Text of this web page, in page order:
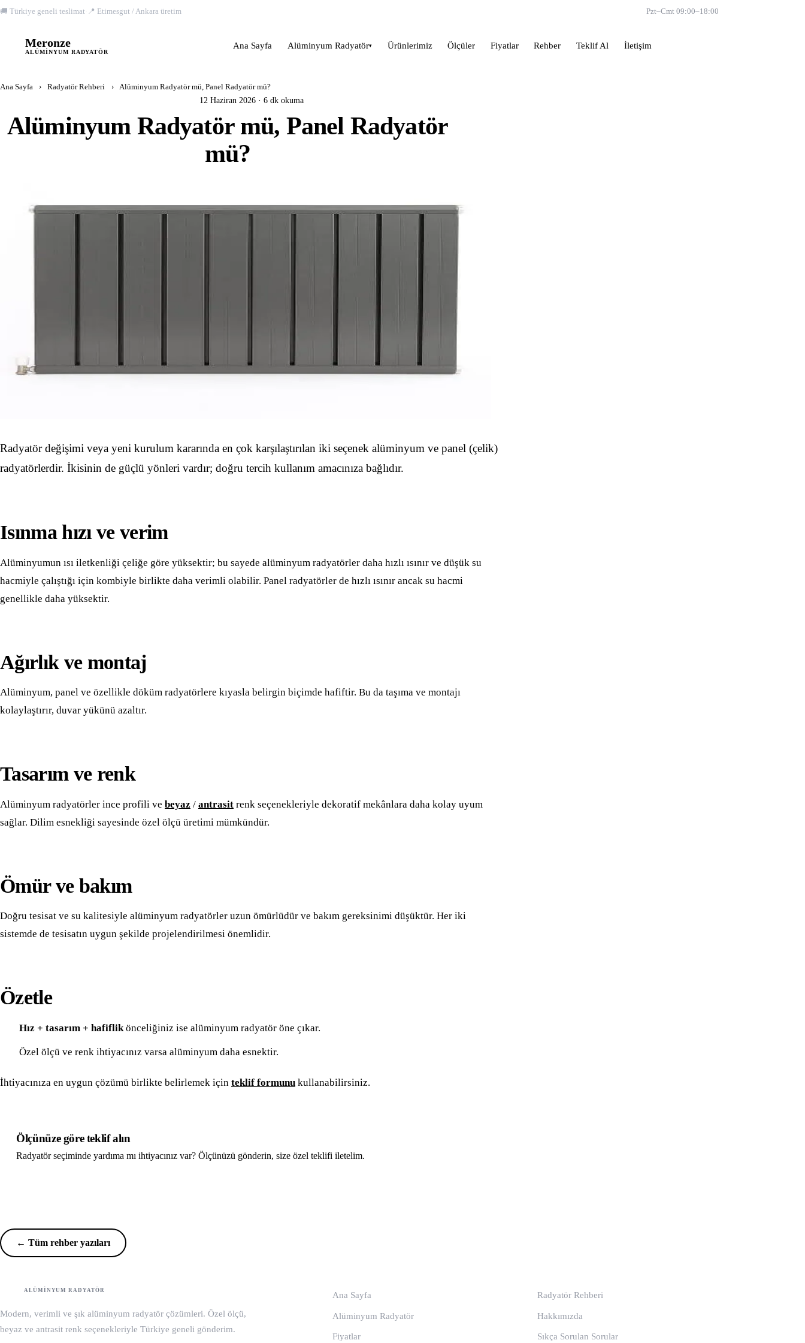
🚚 Türkiye geneli teslimat 📍 Etimesgut / Ankara üretim Pzt–Cmt 09:00–18:00
Meronze
ALÜMINYUM RADYATÖR
Ana Sayfa Alüminyum Radyatör▾ Ürünlerimiz Ölçüler Fiyatlar Rehber Teklif Al İletişim
Ana Sayfa › Radyatör Rehberi ›
Alüminyum Radyatör mü, Panel Radyatör mü?
12 Haziran 2026 · 6 dk okuma
Alüminyum Radyatör mü, Panel Radyatör
mü?
Radyatör değişimi veya yeni kurulum kararında en çok karşılaştırılan iki seçenek alüminyum ve panel (çelik)
radyatörlerdir. İkisinin de güçlü yönleri vardır; doğru tercih kullanım amacınıza bağlıdır.
Isınma hızı ve verim
Alüminyumun ısı iletkenliği çeliğe göre yüksektir; bu sayede alüminyum radyatörler daha hızlı ısınır ve düşük su
hacmiyle çalıştığı için kombiyle birlikte daha verimli olabilir. Panel radyatörler de hızlı ısınır ancak su hacmi
genellikle daha yüksektir.
Ağırlık ve montaj
Alüminyum, panel ve özellikle döküm radyatörlere kıyasla belirgin biçimde hafiftir. Bu da taşıma ve montajı
kolaylaştırır, duvar yükünü azaltır.
Tasarım ve renk
Alüminyum radyatörler ince profili ve beyaz / antrasit renk seçenekleriyle dekoratif mekânlara daha kolay uyum
sağlar. Dilim esnekliği sayesinde özel ölçü üretimi mümkündür.
Ömür ve bakım
Doğru tesisat ve su kalitesiyle alüminyum radyatörler uzun ömürlüdür ve bakım gereksinimi düşüktür. Her iki
sistemde de tesisatın uygun şekilde projelendirilmesi önemlidir.
Özetle
Hız + tasarım + hafiflikönceliğiniz ise alüminyum radyatör öne çıkar.
Özel ölçü ve renk ihtiyacınız varsa alüminyum daha esnektir.
İhtiyacınıza en uygun çözümü birlikte belirlemek için teklif formunu kullanabilirsiniz.
Ölçünüze göre teklif alın
Radyatör seçiminde yardıma mı ihtiyacınız var? Ölçünüzü gönderin, size özel teklifi iletelim.
← Tüm rehber yazıları
ALÜMINYUM RADYATÖR
Modern, verimli ve şık alüminyum radyatör çözümleri. Özel ölçü,
beyaz ve antrasit renk seçenekleriyle Türkiye geneli gönderim.
Ana Sayfa
Alüminyum Radyatör
Fiyatlar
Radyatör Rehberi
Hakkımızda
Sıkça Sorulan Sorular